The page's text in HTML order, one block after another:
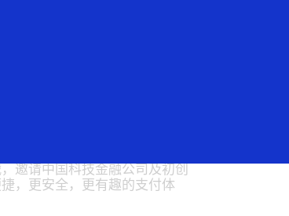
战赛
邀请中国科技金融公司及初创
，更安全，更有趣的支付体